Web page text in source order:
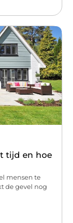
tijd en hoe
mensen te
de gevel nog